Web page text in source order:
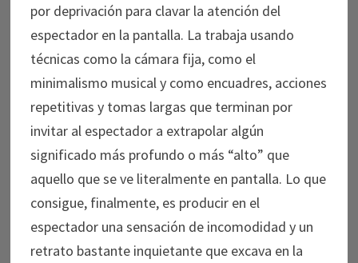
por deprivación para clavar la atención del
espectador en la pantalla. La trabaja usando
técnicas como la cámara fija, como el
minimalismo musical y como encuadres, acciones
repetitivas y tomas largas que terminan por
invitar al espectador a extrapolar algún
significado más profundo o más “alto” que
aquello que se ve literalmente en pantalla. Lo que
consigue, finalmente, es producir en el
espectador una sensación de incomodidad y un
retrato bastante inquietante que excava en la